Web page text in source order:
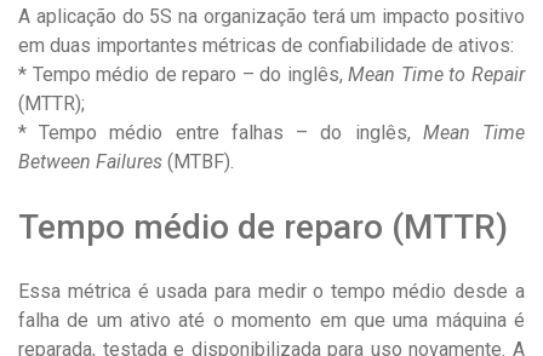
A aplicação do 5S na organização terá um impacto positivo
em duas importantes métricas de confiabilidade de ativos:
* Tempo médio de reparo – do inglês,Mean Time to Repair
(MTTR);
* Tempo médio entre falhas – do inglês, Mean Time
Between Failures (MTBF).
Tempo médio de reparo (MTTR)
Essa métrica é usada para medir o tempo médio desde a
falha de um ativo até o momento em que uma máquina é
reparada, testada e disponibilizada para uso novamente. A